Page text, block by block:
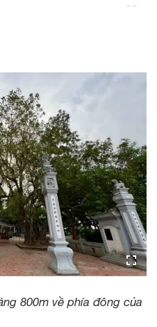
800m về phía đông của